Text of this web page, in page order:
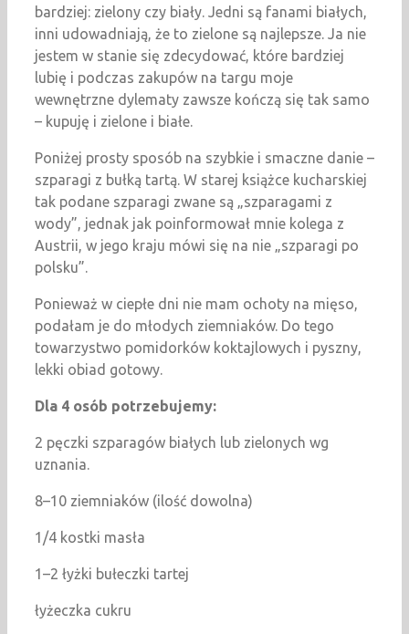
bardziej: zielony czy biały. Jedni są fanami białych,
inni udowadniają, że to zielone są najlepsze. Ja nie
jestem w stanie się zdecydować, które bardziej
lubię i podczas zakupów na targu moje
wewnętrzne dylematy zawsze kończą się tak samo
– kupuję i zielone i białe.
Poniżej prosty sposób na szybkie i smaczne danie –
szparagi z bułką tartą. W starej książce kucharskiej
tak podane szparagi zwane są „szparagami z
wody”, jednak jak poinformował mnie kolega z
Austrii, w jego kraju mówi się na nie „szparagi po
polsku”.
Ponieważ w ciepłe dni nie mam ochoty na mięso,
podałam je do młodych ziemniaków. Do tego
towarzystwo pomidorków koktajlowych i pyszny,
lekki obiad gotowy.
Dla 4 osób potrzebujemy:
2 pęczki szparagów białych lub zielonych wg
uznania.
8–10 ziemniaków (ilość dowolna)
1/4 kostki masła
1–2 łyżki bułeczki tartej
łyżeczka cukru